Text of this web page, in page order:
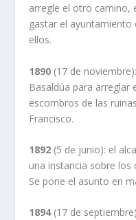
arregle el otro camino,
gastar el
ellos.
1890 (17 de
Basaldúa para arreglar
escombros de las
Francisco.
1892 (5 de junio): el
una instancia sobre los
Se pone el asunto en
1894(17 de